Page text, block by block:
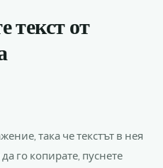
текст от
така че текстът в нея
го копирате, пуснете